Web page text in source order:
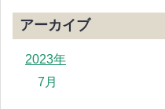
アーカイブ
2023年
7月